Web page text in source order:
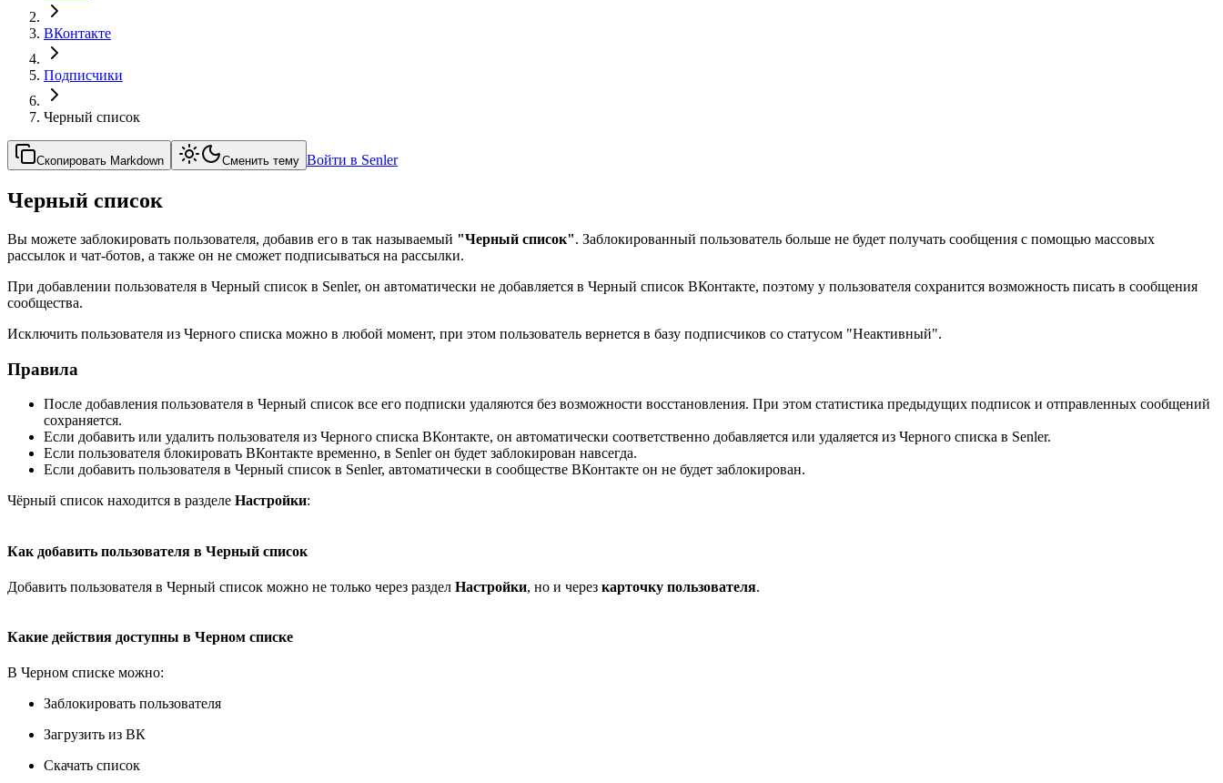
ВКонтакте
Подписчики
Черный список
Скопировать Markdown Сменить тему Войти в Senler
Черный список
Вы можете заблокировать пользователя, добавив его в так называемый "Черный список". Заблокированный пользователь больше не будет получать сообщения с помощью массовых
рассылок и чат-ботов, а также он не сможет подписываться на рассылки.
При добавлении пользователя в Черный список в Senler, он автоматически не добавляется в Черный список ВКонтакте, поэтому у пользователя сохранится возможность писать в сообщения
сообщества.
Исключить пользователя из Черного списка можно в любой момент, при этом пользователь вернется в базу подписчиков со статусом "Неактивный".
Правила
После добавления пользователя в Черный список все его подписки удаляются без возможности восстановления. При этом статистика предыдущих подписок и отправленных сообщений
сохраняется.
Если добавить или удалить пользователя из Черного списка ВКонтакте, он автоматически соответственно добавляется или удаляется из Черного списка в Senler.
Если пользователя блокировать ВКонтакте временно, в Senler он будет заблокирован навсегда.
Если добавить пользователя в Черный список в Senler, автоматически в сообществе ВКонтакте он не будет заблокирован.
Чёрный список находится в разделе Настройки:
Как добавить пользователя в Черный список
Добавить пользователя в Черный список можно не только через раздел Настройки, но и через карточку пользователя.
Какие действия доступны в Черном списке
В Черном списке можно:
Заблокировать пользователя
Загрузить из ВК
Скачать список